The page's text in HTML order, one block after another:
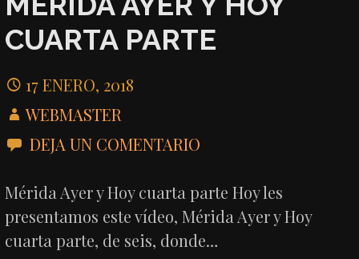
CUARTA PARTE
17 ENERO, 2018
WEBMASTER
DEJA UN COMENTARIO
Mérida Ayer y Hoy cuarta parte Hoy les
presentamos este vídeo, Mérida Ayer y Hoy
cuarta parte, de seis, donde…